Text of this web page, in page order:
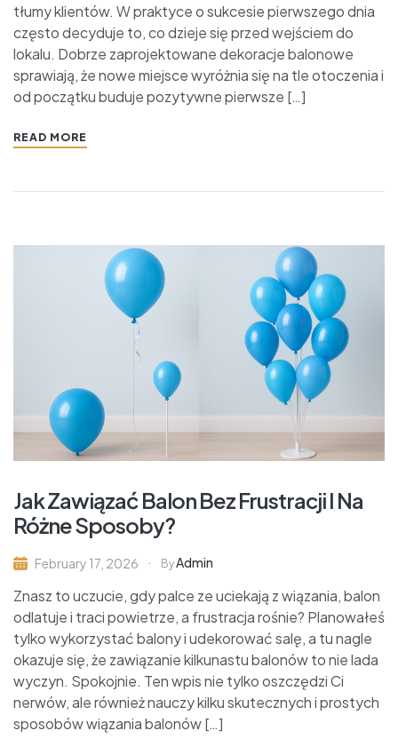
tłumy klientów. W praktyce o sukcesie pierwszego dnia
często decyduje to, co dzieje się przed wejściem do
lokalu. Dobrze zaprojektowane dekoracje balonowe
sprawiają, że nowe miejsce wyróżnia się na tle otoczenia i
od początku buduje pozytywne pierwsze […]
READ MORE
Jak Zawiązać Balon Bez Frustracji I Na
Różne Sposoby?
February 17, 2026 ByAdmin
Znasz to uczucie, gdy palce ze uciekają z wiązania, balon
odlatuje i traci powietrze, a frustracja rośnie? Planowałeś
tylko wykorzystać balony i udekorować salę, a tu nagle
okazuje się, że zawiązanie kilkunastu balonów to nie lada
wyczyn. Spokojnie. Ten wpis nie tylko oszczędzi Ci
nerwów, ale również nauczy kilku skutecznych i prostych
sposobów wiązania balonów […]